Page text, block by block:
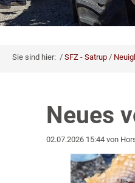
Sie sind hier: SFZ - Satrup
Neues
02.07.2026 15:44 von